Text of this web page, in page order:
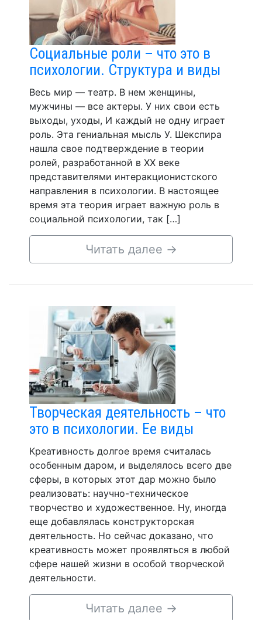
Социальные роли – что это в
психологии. Структура и виды
Весь мир — театр. В нем женщины,
мужчины — все актеры. У них свои есть
выходы, уходы, И каждый не одну играет
роль. Эта гениальная мысль У. Шекспира
нашла свое подтверждение в теории
ролей, разработанной в XX веке
представителями интеракционистского
направления в психологии. В настоящее
время эта теория играет важную роль в
социальной психологии, так […]
Читать далее →
Творческая деятельность – что
это в психологии. Ее виды
Креативность долгое время считалась
особенным даром, и выделялось всего две
сферы, в которых этот дар можно было
реализовать: научно-техническое
творчество и художественное. Ну, иногда
еще добавлялась конструкторская
деятельность. Но сейчас доказано, что
креативность может проявляться в любой
сфере нашей жизни в особой творческой
деятельности.
Читать далее →